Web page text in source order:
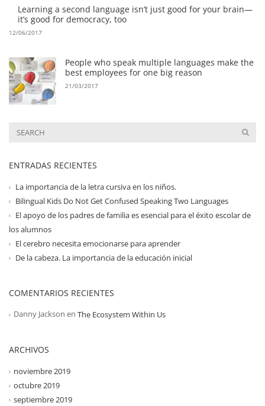
Learning a second language isn’t just good for your brain—
it’s good for democracy, too
12/06/2017
People who speak multiple languages make the
best employees for one big reason
21/03/2017
ENTRADAS RECIENTES
La importancia de la letra cursiva en los niños.
Bilingual Kids Do Not Get Confused Speaking Two Languages
El apoyo de los padres de familia es esencial para el éxito escolar de
los alumnos
El cerebro necesita emocionarse para aprender
De la cabeza. La importancia de la educación inicial
COMENTARIOS RECIENTES
Danny Jackson en The Ecosystem Within Us
ARCHIVOS
noviembre 2019
octubre 2019
septiembre 2019